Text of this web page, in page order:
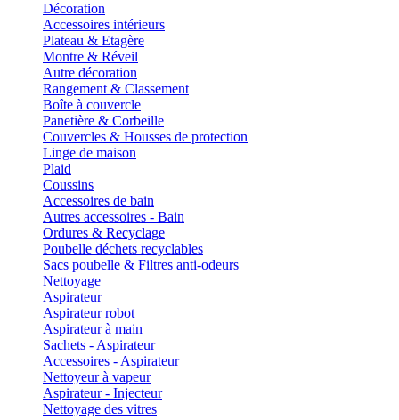
Décoration
Accessoires intérieurs
Plateau & Etagère
Montre & Réveil
Autre décoration
Rangement & Classement
Boîte à couvercle
Panetière & Corbeille
Couvercles & Housses de protection
Linge de maison
Plaid
Coussins
Accessoires de bain
Autres accessoires - Bain
Ordures & Recyclage
Poubelle déchets recyclables
Sacs poubelle & Filtres anti-odeurs
Nettoyage
Aspirateur
Aspirateur robot
Aspirateur à main
Sachets - Aspirateur
Accessoires - Aspirateur
Nettoyeur à vapeur
Aspirateur - Injecteur
Nettoyage des vitres